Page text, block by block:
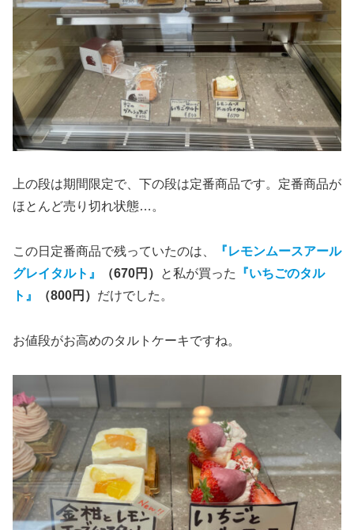
上の段は期間限定で、下の段は定番商品です。定番商品が
ほとんど売り切れ状態…。
この日定番商品で残っていたのは、
『レモンムースアール
グレイタルト』
（670円） と私が買った
『いちごのタル
ト』
（800円） だけでした。
お値段がお高めのタルトケーキですね。